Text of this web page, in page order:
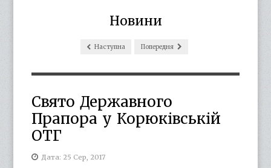
Новини
Наступна Попередня
Свято Державного
Прапора у Корюківській
ОТГ
Дата: 25 Сер, 2017